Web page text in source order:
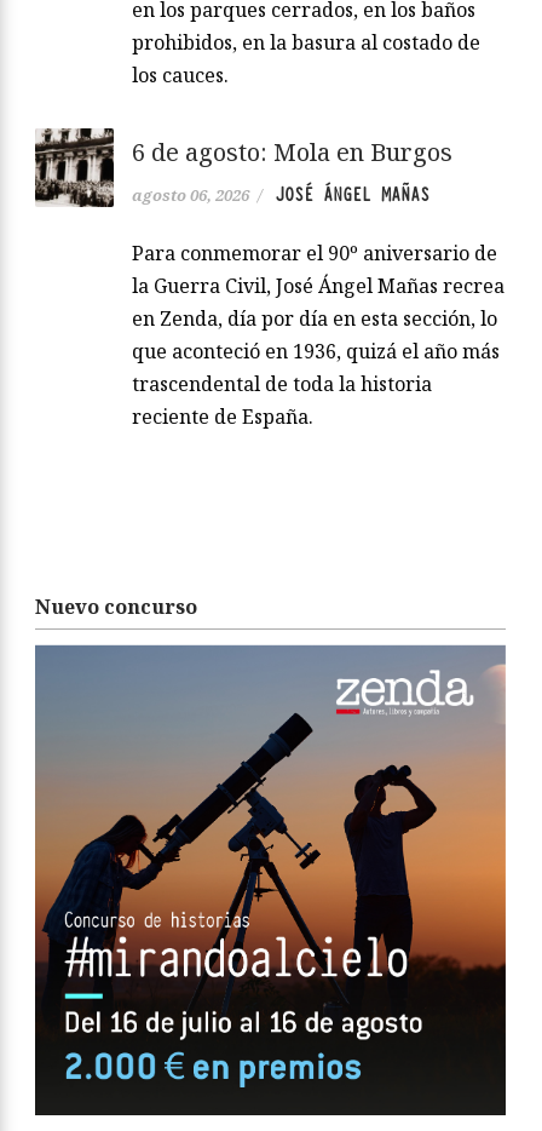
en los parques cerrados, en los baños
prohibidos, en la basura al costado de
los cauces.
6 de agosto: Mola en Burgos
agosto 06, 2026 / JOSÉ ÁNGEL MAÑAS
Para conmemorar el 90º aniversario de
la Guerra Civil, José Ángel Mañas recrea
en Zenda, día por día en esta sección, lo
que aconteció en 1936, quizá el año más
trascendental de toda la historia
reciente de España.
Nuevo concurso